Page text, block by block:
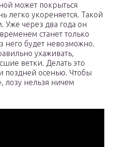
может покрыться
легко укореняется. Такой
через два года он
станет только
него будет невозможно.
ухаживать,
ветки. Делать это
поздней осенью. Чтобы
лозу нельзя ничем